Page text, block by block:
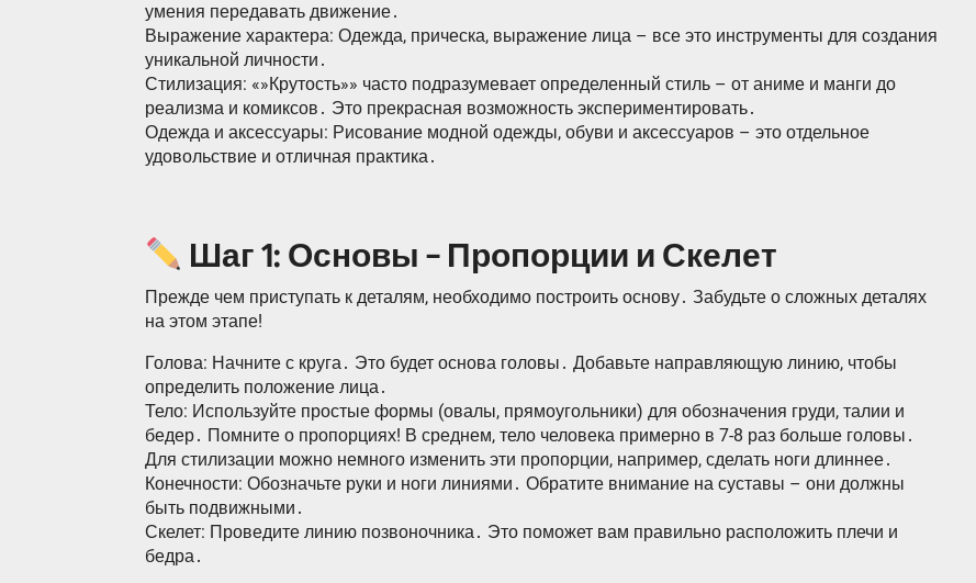
умения передавать движение․
Выражение характера: Одежда, прическа, выражение лица – все это инструменты для создания
уникальной личности․
Стилизация: «»Крутость»» часто подразумевает определенный стиль – от аниме и манги до
реализма и комиксов․ Это прекрасная возможность экспериментировать․
Одежда и аксессуары: Рисование модной одежды, обуви и аксессуаров – это отдельное
удовольствие и отличная практика․
Шаг 1: Основы – Пропорции и Скелет
Прежде чем приступать к деталям, необходимо построить основу․ Забудьте о сложных деталях
на этом этапе!
Голова: Начните с круга․ Это будет основа головы․ Добавьте направляющую линию, чтобы
определить положение лица․
Тело: Используйте простые формы (овалы, прямоугольники) для обозначения груди, талии и
бедер․ Помните о пропорциях! В среднем, тело человека примерно в 7-8 раз больше головы․
Для стилизации можно немного изменить эти пропорции, например, сделать ноги длиннее․
Конечности: Обозначьте руки и ноги линиями․ Обратите внимание на суставы – они должны
быть подвижными․
Скелет: Проведите линию позвоночника․ Это поможет вам правильно расположить плечи и
бедра․